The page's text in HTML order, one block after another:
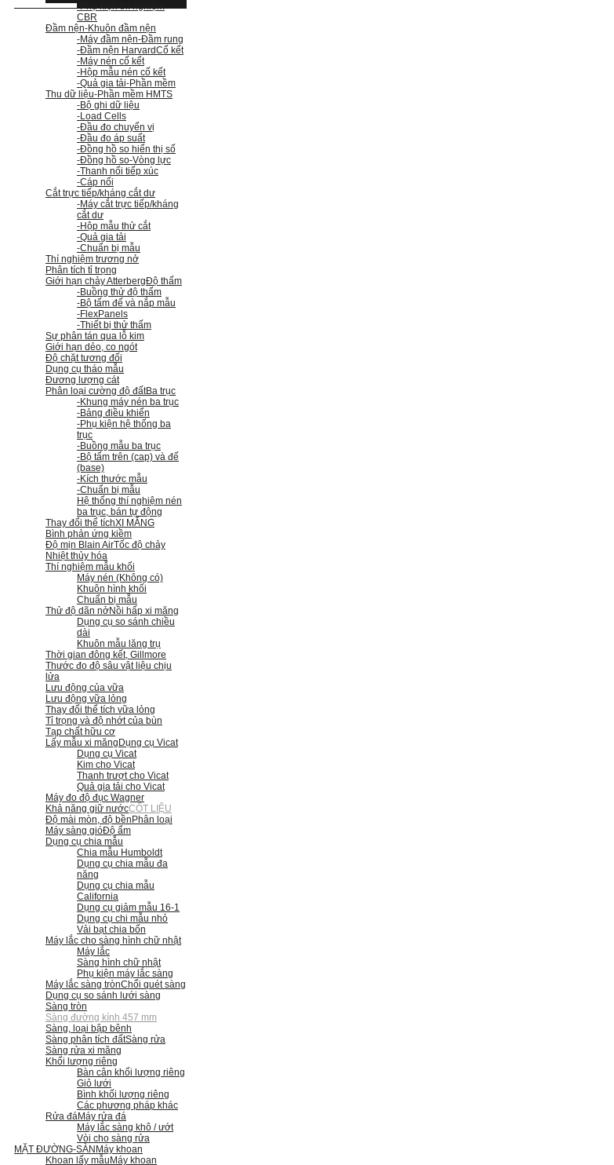
-Phụ kiện thí nghiệm
CBR
Đầm nện-Khuôn đầm nện
-Máy đầm nện-Đầm rung
-Đầm nện HarvardCố kết
-Máy nén cố kết
-Hộp mẫu nén cố kết
-Quả gia tải-Phần mềm
Thu dữ liệu-Phần mềm HMTS
-Bộ ghi dữ liệu
-Load Cells
-Đầu đo chuyển vị
-Đầu đo áp suất
-Đồng hồ so hiển thị số
-Đồng hồ so-Vòng lực
-Thanh nối tiếp xúc
-Cáp nối
Cắt trực tiếp/kháng cắt dư
-Máy cắt trực tiếp/kháng
cắt dư
-Hộp mẫu thử cắt
-Quả gia tải
-Chuẩn bị mẫu
Thí nghiệm trương nở
Phân tích tỉ trọng
Giới hạn chảy AtterbergĐộ thấm
-Buồng thử độ thấm
-Bộ tấm đế và nắp mẫu
-FlexPanels
-Thiết bị thử thấm
Sự phân tán qua lỗ kim
Giới hạn dẻo, co ngót
Độ chặt tương đối
Dụng cụ tháo mẫu
Đương lượng cát
Phân loại cường độ đấtBa trục
-Khung máy nén ba trục
-Bảng điều khiển
-Phụ kiện hệ thống ba
trục
-Buồng mẫu ba trục
-Bộ tấm trên (cap) và đế
(base)
-Kích thước mẫu
-Chuẩn bị mẫu
Hệ thống thí nghiệm nén
ba trục, bán tự động
Thay đổi thể tíchXI MĂNG
Bình phản ứng kiềm
Độ mịn Blain AirTốc độ chảy
Nhiệt thủy hóa
Thí nghiệm mẫu khối
Máy nén (Không có)
Khuôn hình khối
Chuẩn bị mẫu
Thử độ dãn nởNồi hấp xi măng
Dụng cụ so sánh chiều
dài
Khuôn mẫu lăng trụ
Thời gian đông kết, Gillmore
Thước đo độ sâu vật liệu chịu
lửa
Lưu động của vữa
Lưu động vữa lỏng
Thay đổi thể tích vữa lỏng
Tỉ trọng và độ nhớt của bùn
Tạp chất hữu cơ
Lấy mẫu xi măng Dụng cụ Vicat
Dụng cụ Vicat
Kim cho Vicat
Thanh trượt cho Vicat
Quả gia tải cho Vicat
Máy đo độ đục Wagner
Khả năng giữ nướcCỐT LIỆU
Độ mài mòn, độ bền Phân loại
Máy sàng gióĐộ ẩm
Dụng cụ chia mẫu
Chia mẫu Humboldt
Dụng cụ chia mẫu đa
năng
Dụng cụ chia mẫu
California
Dụng cụ giảm mẫu 16-1
Dụng cụ chi mẫu nhỏ
Vải bạt chia bốn
Máy lắc cho sàng hình chữ nhật
Máy lắc
Sàng hình chữ nhật
Phụ kiện máy lắc sàng
Máy lắc sàng trònChổi quét sàng
Dụng cụ so sánh lưới sàng
Sàng tròn
Sàng đường kính 457 mm
Sàng, loại bập bênh
Sàng phân tích đấtSàng rửa
Sàng rửa xi măng
Khối lượng riêng
Bàn cân khối lượng riêng
Giỏ lưới
Bình khối lượng riêng
Các phương pháp khác
Rửa đáMáy rửa đá
Máy lắc sàng khô / ướt
Vòi cho sàng rửa
MẶT ĐƯỜNG-SÀN Máy khoan
Khoan lấy mẫu Máy khoan